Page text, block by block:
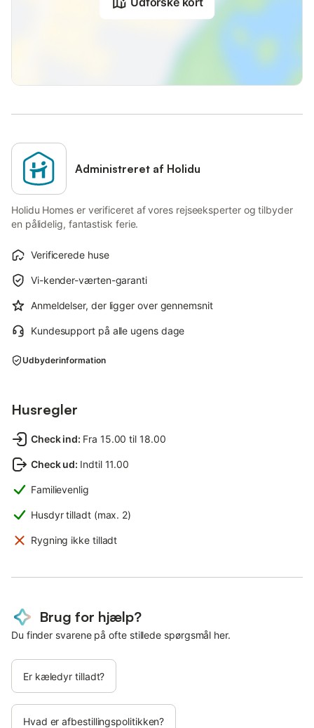
Administreret af Holidu
Holidu Homes er verificeret af vores rejseeksperter og tilbyder
en pålidelig, fantastisk ferie.
Verificerede huse
Vi-kender-værten-garanti
Anmeldelser, der ligger over gennemsnit
Kundesupport på alle ugens dage
Udbyderinformation
Husregler
Check ind: Fra 15.00 til 18.00
Check ud: Indtil 11.00
Familievenlig
Husdyr tilladt (max. 2)
Rygning ikke tilladt
Brug for hjælp?
Du finder svarene på ofte stillede spørgsmål her.
Er kæledyr tilladt?
Hvad er afbestillingspolitikken?